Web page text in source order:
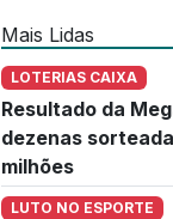
Mais Lidas
LOTERIAS CAIXA
Resultado da
dezenas
milhões
LUTO NO ESPORTE